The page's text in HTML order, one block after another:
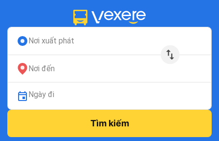
Nơi xuất phát
Nơi đến
Ngày đi
Tìm kiếm